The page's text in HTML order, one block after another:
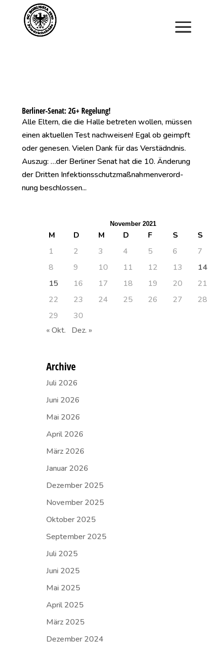
Saisonstart im April. Jetzt ein Schnuppertraining für
Kinder vereinbaren und zu Saisonbeginn dabei sein.
Berliner-Senat: 2G+ Regelung!
Alle Eltern, die die Halle betreten wollen, müssen
einen aktuellen Test nachweisen! Egal ob geimpft
oder genesen. Vielen Dank für das Verstädndnis.
Auszug: …der Berliner Senat hat die 10. Änderung
der Dritten Infektionsschutzmaßnahmenverord-
nung beschlossen...
November 2021
M D M D F S
S
1
2 3 4 5 6
7
8
9 10 11 12 13
14
15
16 17 18 19 20
21
22
23 24 25 26 27
28
29
30
« Okt.
Dez. »
Archive
Juli 2026
Juni 2026
Mai 2026
April 2026
März 2026
Januar 2026
Dezember 2025
November 2025
Oktober 2025
September 2025
Juli 2025
Juni 2025
Mai 2025
April 2025
März 2025
Dezember 2024